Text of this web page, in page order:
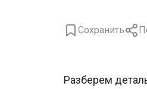
Сохранить
Разберем